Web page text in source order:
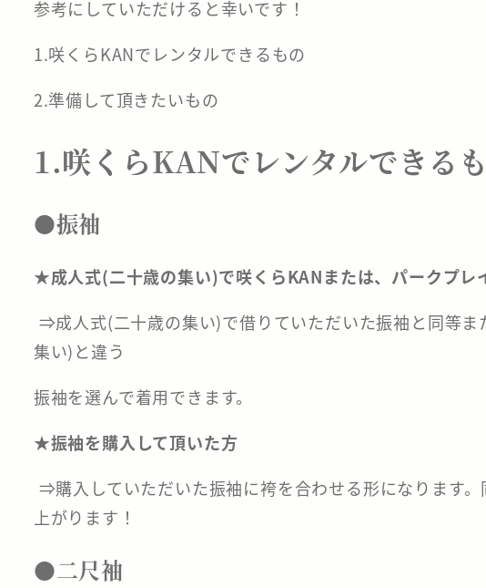
参考にしていただけると幸いです！
1.咲くらKANでレンタルできるもの
2.準備して頂きたいもの
1.咲くらKANでレンタルできる
●振袖
★成人式(二十歳の集い)で咲くらKANまたは、パークプレ
⇒成人式(二十歳の集い)で借りていただいた振袖と同等
集い)と違う
振袖を選んで着用できます。
★振袖を購入して頂いた方
⇒購入していただいた振袖に袴を合わせる形になります
上がります！
●二尺袖